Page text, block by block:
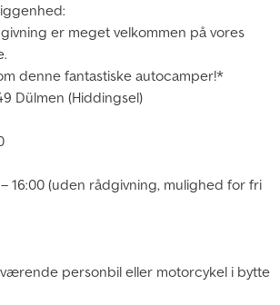
er meget velkommen på vores
denne fantastiske autocamper!*
Dülmen (Hiddingsel)
16:00 (uden rådgivning, mulighed for fri
personbil eller motorcykel i bytte